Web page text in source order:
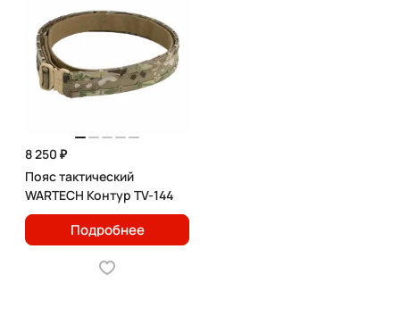
8 250 ₽
Пояс тактический
WARTECH Контур TV-144
Подробнее